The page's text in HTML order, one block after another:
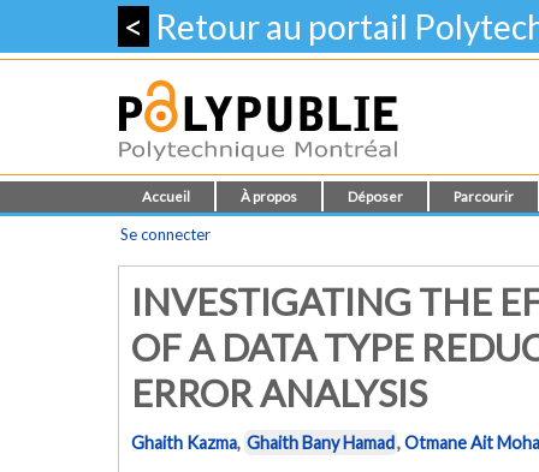
< Retour au portail
Accueil À propos Déposer Parcourir
Se connecter
INVESTIGATING THE
OF A DATA TYPE
ERROR ANALYSIS
Ghaith Kazma, Ghaith Bany Hamad,Otmane Ait